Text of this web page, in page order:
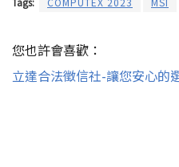
您也許會喜歡：
立達合法徵信社-讓您安心的